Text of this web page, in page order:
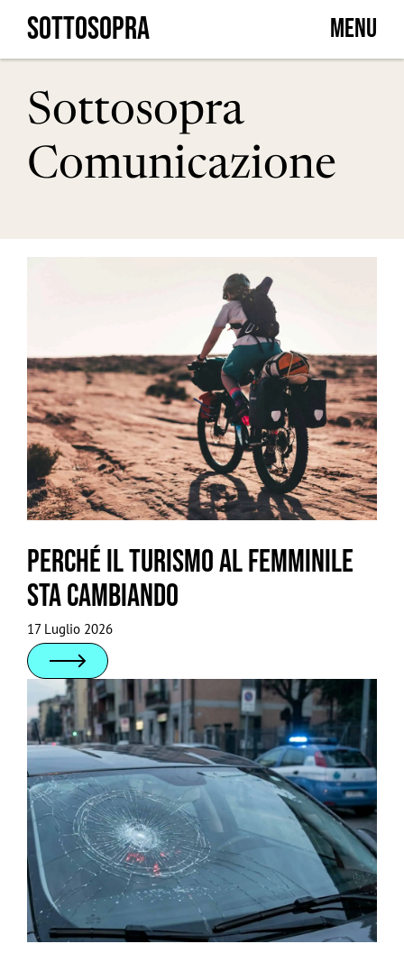
Skip
content
SOTTOSOPRA MENU
Sottosopra
Comunicazione
Perché il turismo al femminile
sta cambiando
17 Luglio 2026